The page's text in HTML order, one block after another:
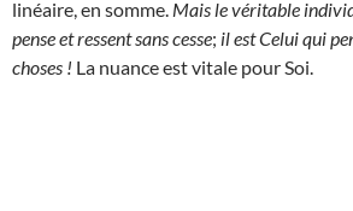
linéaire, en somme. Mais le véritable
pense et ressent sans cesse; il est Celui qui
choses ! La nuance est vitale pour Soi.